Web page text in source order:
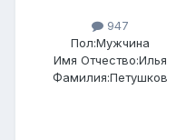
947
Пол:Мужчина
Имя Отчество:Илья
Фамилия:Петушков